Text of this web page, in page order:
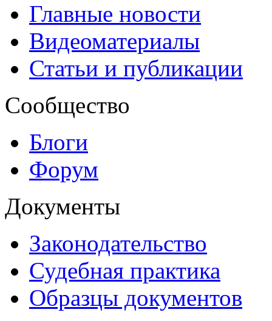
Главные новости
Видеоматериалы
Статьи и публикации
Сообщество
Блоги
Форум
Документы
Законодательство
Судебная практика
Образцы документов